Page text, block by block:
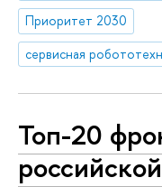
Приоритет 2030
сервисная
Топ-20